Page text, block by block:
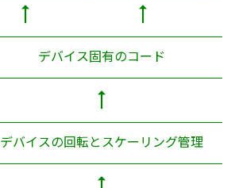
↑ ↑
デバイス固有のコード
↑
デバイスの回転とスケーリング管理